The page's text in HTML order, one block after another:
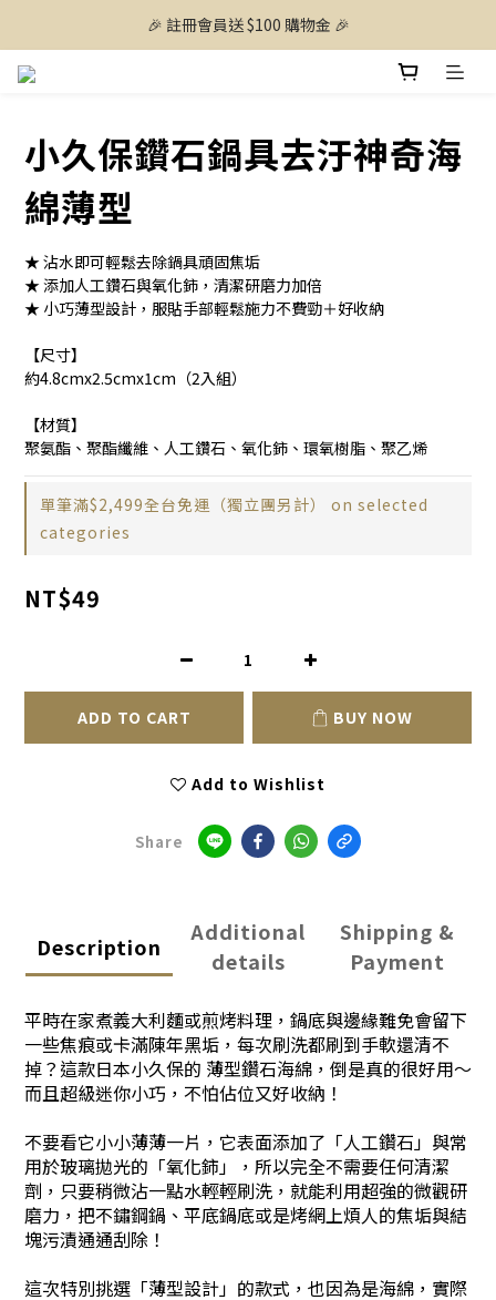
🎉 註冊會員送 $100 購物金 🎉
小久保鑽石鍋具去汙神奇海
綿薄型
★ 沾水即可輕鬆去除鍋具頑固焦垢
★ 添加人工鑽石與氧化鈰，清潔研磨力加倍
★ 小巧薄型設計，服貼手部輕鬆施力不費勁＋好收納
【尺寸】
約4.8cmx2.5cmx1cm（2入組）
【材質】
聚氨酯、聚酯纖維、人工鑽石、氧化鈰、環氧樹脂、聚乙烯
單筆滿$2,499全台免運（獨立團另計） on selected
categories
NT$49
ADD TO CART BUY NOW
Add to Wishlist
Share
Description
Additional
details
Shipping &
Payment
平時在家煮義大利麵或煎烤料理，鍋底與邊緣難免會留下
一些焦痕或卡滿陳年黑垢，每次刷洗都刷到手軟還清不
掉？這款日本小久保的 薄型鑽石海綿，倒是真的很好用～
而且超級迷你小巧，不怕佔位又好收納！
不要看它小小薄薄一片，它表面添加了「人工鑽石」與常
用於玻璃拋光的「氧化鈰」，所以完全不需要任何清潔
劑，只要稍微沾一點水輕輕刷洗，就能利用超強的微觀研
磨力，把不鏽鋼鍋、平底鍋底或是烤網上煩人的焦垢與結
塊污漬通通刮除！
這次特別挑選「薄型設計」的款式，也因為是海綿，實際